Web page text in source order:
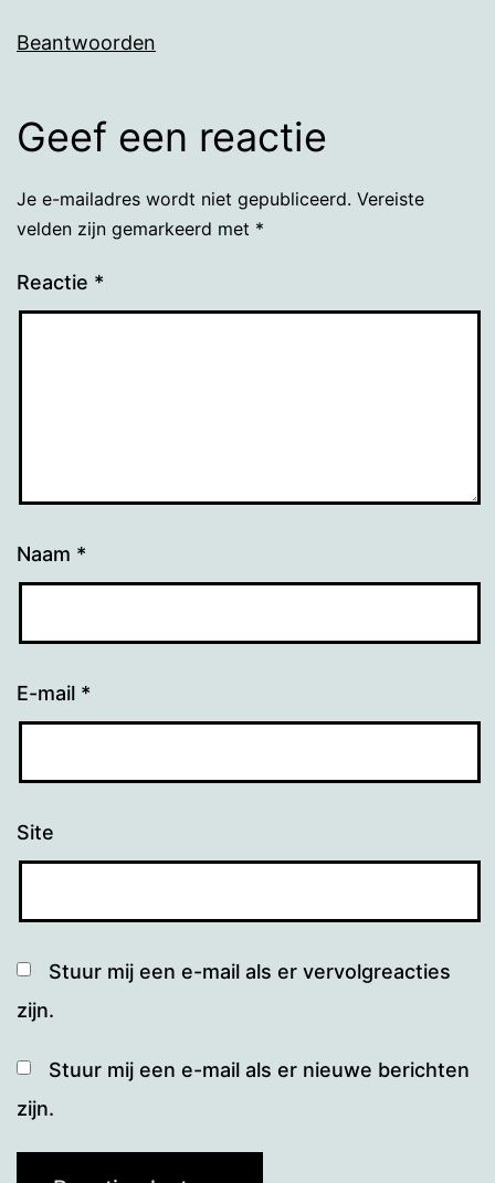
Beantwoorden
Geef een reactie
Je e-mailadres wordt niet gepubliceerd. Vereiste
velden zijn gemarkeerd met *
Reactie *
Naam *
E-mail *
Site
Stuur mij een e-mail als er vervolgreacties
zijn.
Stuur mij een e-mail als er nieuwe berichten
zijn.